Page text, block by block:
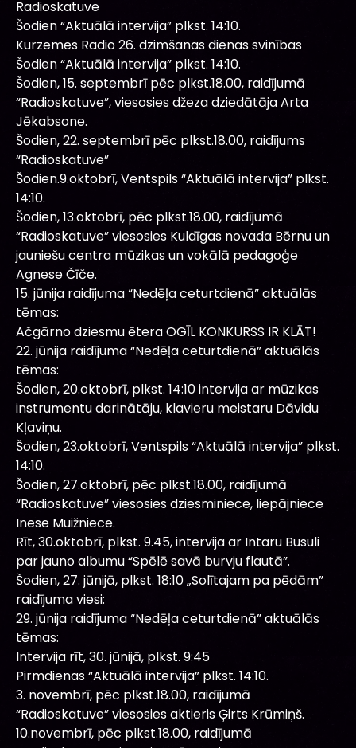
Radioskatuve
Šodien “Aktuālā intervija” plkst. 14:10.
Kurzemes Radio 26. dzimšanas dienas svinības
Šodien “Aktuālā intervija” plkst. 14:10.
Šodien, 15. septembrī pēc plkst.18.00, raidījumā
“Radioskatuve”, viesosies džeza dziedātāja Arta
Jēkabsone.
Šodien, 22. septembrī pēc plkst.18.00, raidījums
“Radioskatuve”
Šodien.9.oktobrī, Ventspils “Aktuālā intervija” plkst.
14:10.
Šodien, 13.oktobrī, pēc plkst.18.00, raidījumā
“Radioskatuve” viesosies Kuldīgas novada Bērnu un
jauniešu centra mūzikas un vokālā pedagoģe
Agnese Čīče.
15. jūnija raidījuma “Nedēļa ceturtdienā” aktuālās
tēmas:
Ačgārno dziesmu ētera OGĪL KONKURSS IR KLĀT!
22. jūnija raidījuma “Nedēļa ceturtdienā” aktuālās
tēmas:
Šodien, 20.oktobrī, plkst. 14:10 intervija ar mūzikas
instrumentu darinātāju, klavieru meistaru Dāvidu
Kļaviņu.
Šodien, 23.oktobrī, Ventspils “Aktuālā intervija” plkst.
14:10.
Šodien, 27.oktobrī, pēc plkst.18.00, raidījumā
“Radioskatuve” viesosies dziesminiece, liepājniece
Inese Muižniece.
Rīt, 30.oktobrī, plkst. 9.45, intervija ar Intaru Busuli
par jauno albumu “Spēlē savā burvju flautā”.
Šodien, 27. jūnijā, plkst. 18:10 „Solītajam pa pēdām”
raidījuma viesi:
29. jūnija raidījuma “Nedēļa ceturtdienā” aktuālās
tēmas:
Intervija rīt, 30. jūnijā, plkst. 9:45
Pirmdienas “Aktuālā intervija” plkst. 14:10.
3. novembrī, pēc plkst.18.00, raidījumā
“Radioskatuve” viesosies aktieris Ģirts Krūmiņš.
10.novembrī, pēc plkst.18.00, raidījumā